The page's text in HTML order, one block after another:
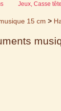
Jeux, Casse tête
15 cm >